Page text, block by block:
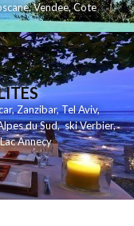
,Vendee,Cote
,Zanzibar,Tel Aviv,
du Sud,ski Verbier,
Lac Annecy